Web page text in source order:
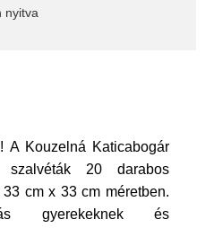
nyitva
A Kouzelná Katicabogár
20 darabos
cm x 33 cm méretben.
gyerekeknek és